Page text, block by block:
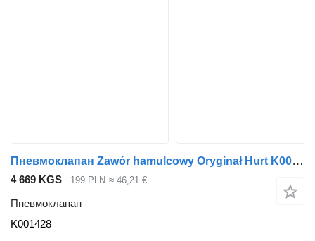
Пневмоклапан Zawór hamulcowy Oryginał Hurt K001428 для грузовика Renault Magnum 440 DXI
4 669 KGS 199 PLN ≈ 46,21 €
Пневмоклапан
K001428